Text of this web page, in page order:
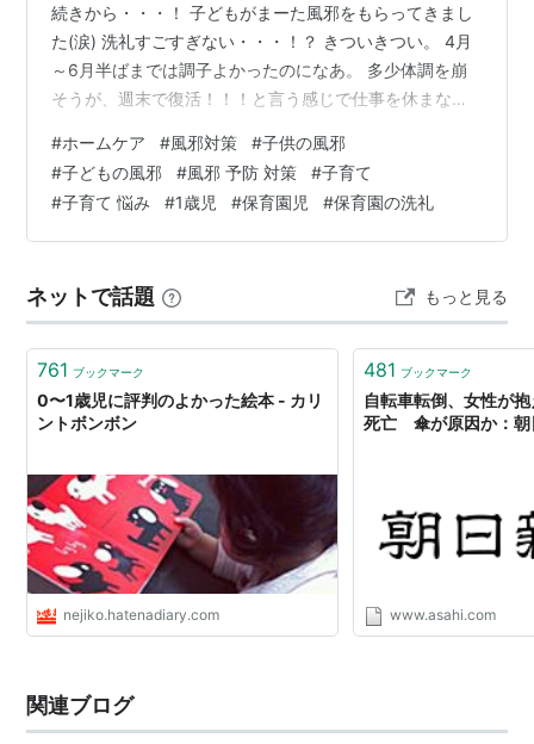
続きから・・・！ 子どもがまーた風邪をもらってきまし
た(涙) 洗礼すごすぎない・・・！？ きついきつい。 4月
～6月半ばまでは調子よかったのになあ。 多少体調を崩
そうが、週末で復活！！！と言う感じで仕事を休まなく
ウイルス対策スプレーも意味なくない？(汗) 最初は効い
てたと思ったんだけどなあ。 本人の免疫のおかげだった
とか・・・？(笑) とりあえず、保育園児がいる以上まず
一番最初に言えるのはホームケアの本は絶対に必
セ・ムック)ベネッセ…
#ホームケア #風邪対策 #子供の風邪
#子どもの風邪 #風邪 予防 対策 #子育て
#子育て 悩み #1歳児 #保育園児 #保育園の洗礼
ネットで話題 もっと見る
761 ブックマーク
0〜1歳児に評判のよかった絵本 - カリ
ントボンボン
nejiko.hatenadiary.com
481 ブックマーク
自転車転倒、女性が
死亡 傘が原因か：朝
www.asahi.com
関連ブログ